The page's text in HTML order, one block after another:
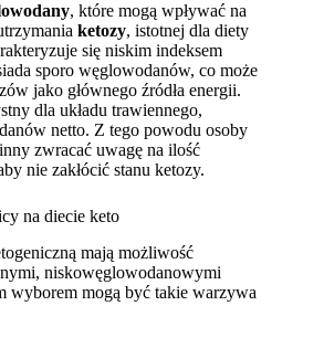
, które mogą wpływać na
ketozy, istotnej dla diety
się niskim indeksem
sporo węglowodanów, co może
jako głównego źródła energii.
dla układu trawiennego,
netto. Z tego powodu osoby
zwracać uwagę na ilość
nie zakłócić stanu ketozy.
na diecie keto
mają możliwość
niskowęglowodanowymi
wyborem mogą być takie warzywa